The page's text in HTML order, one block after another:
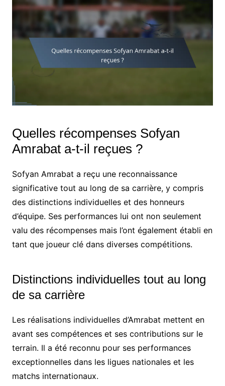
Quelles récompenses Sofyan
Amrabat a-t-il reçues ?
Sofyan Amrabat a reçu une reconnaissance
significative tout au long de sa carrière, y compris
des distinctions individuelles et des honneurs
d’équipe. Ses performances lui ont non seulement
valu des récompenses mais l’ont également établi en
tant que joueur clé dans diverses compétitions.
Distinctions individuelles tout au long
de sa carrière
Les réalisations individuelles d’Amrabat mettent en
avant ses compétences et ses contributions sur le
terrain. Il a été reconnu pour ses performances
exceptionnelles dans les ligues nationales et les
matchs internationaux.